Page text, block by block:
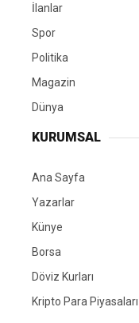
İlanlar
Spor
Politika
Magazin
Dünya
KURUMSAL
Ana Sayfa
Yazarlar
Künye
Borsa
Döviz Kurları
Kripto Para Piyasaları